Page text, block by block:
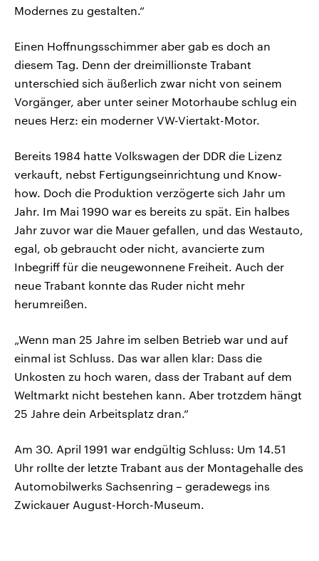
Modernes zu gestalten.“
Einen Hoffnungsschimmer aber gab es doch an
diesem Tag. Denn der dreimillionste Trabant
unterschied sich äußerlich zwar nicht von seinem
Vorgänger, aber unter seiner Motorhaube schlug ein
neues Herz: ein moderner VW-Viertakt-Motor.
Bereits 1984 hatte Volkswagen der DDR die Lizenz
verkauft, nebst Fertigungseinrichtung und Know-
how. Doch die Produktion verzögerte sich Jahr um
Jahr. Im Mai 1990 war es bereits zu spät. Ein halbes
Jahr zuvor war die Mauer gefallen, und das Westauto,
egal, ob gebraucht oder nicht, avancierte zum
Inbegriff für die neugewonnene Freiheit. Auch der
neue Trabant konnte das Ruder nicht mehr
herumreißen.
„Wenn man 25 Jahre im selben Betrieb war und auf
einmal ist Schluss. Das war allen klar: Dass die
Unkosten zu hoch waren, dass der Trabant auf dem
Weltmarkt nicht bestehen kann. Aber trotzdem hängt
25 Jahre dein Arbeitsplatz dran.“
Am 30. April 1991 war endgültig Schluss: Um 14.51
Uhr rollte der letzte Trabant aus der Montagehalle des
Automobilwerks Sachsenring – geradewegs ins
Zwickauer August-Horch-Museum.